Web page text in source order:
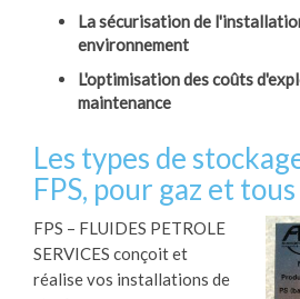
La sécurisation de
environnement
L'optimisation des coûts
maintenance
Les types de
FPS, pour gaz et
FPS – FLUIDES PETROLE
SERVICES conçoit et
réalise vos installations de